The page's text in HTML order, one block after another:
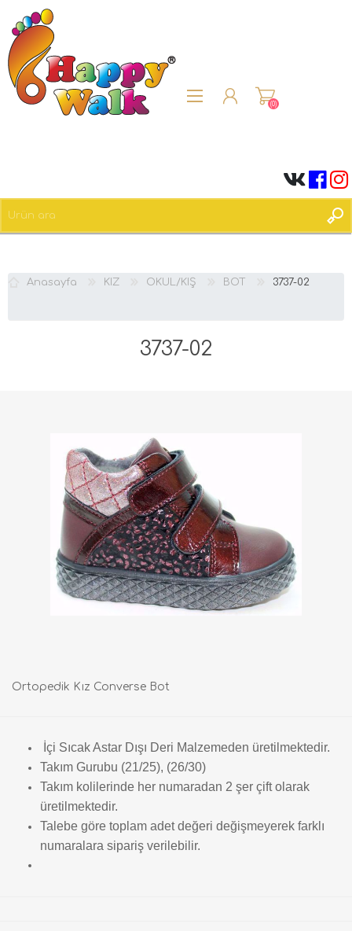
(0)
Anasayfa KIZ OKUL/KIŞ BOT 3737-02
3737-02
Ortopedik Kız Converse Bot
İçi Sıcak Astar Dışı Deri Malzemeden üretilmektedir.
Takım Gurubu (21/25), (26/30)
Takım kolilerinde her numaradan 2 şer çift olarak
üretilmektedir.
Talebe göre toplam adet değeri değişmeyerek farklı
numaralara sipariş verilebilir.